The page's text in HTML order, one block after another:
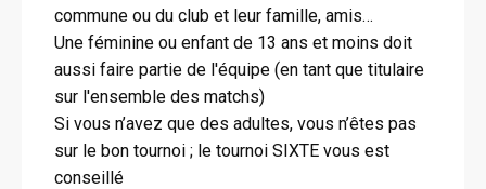
commune ou du club et leur famille, amis…
Une féminine ou enfant de 13 ans et moins doit
aussi faire partie de l'équipe (en tant que titulaire
sur l'ensemble des matchs)
Si vous n’avez que des adultes, vous n’êtes pas
sur le bon tournoi ; le tournoi SIXTE vous est
conseillé